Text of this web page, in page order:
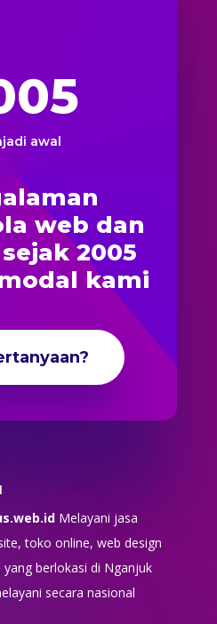
awal
web dan
2005
kami
Melayani jasa
toko online, web design
berlokasi di Nganjuk
secara nasional